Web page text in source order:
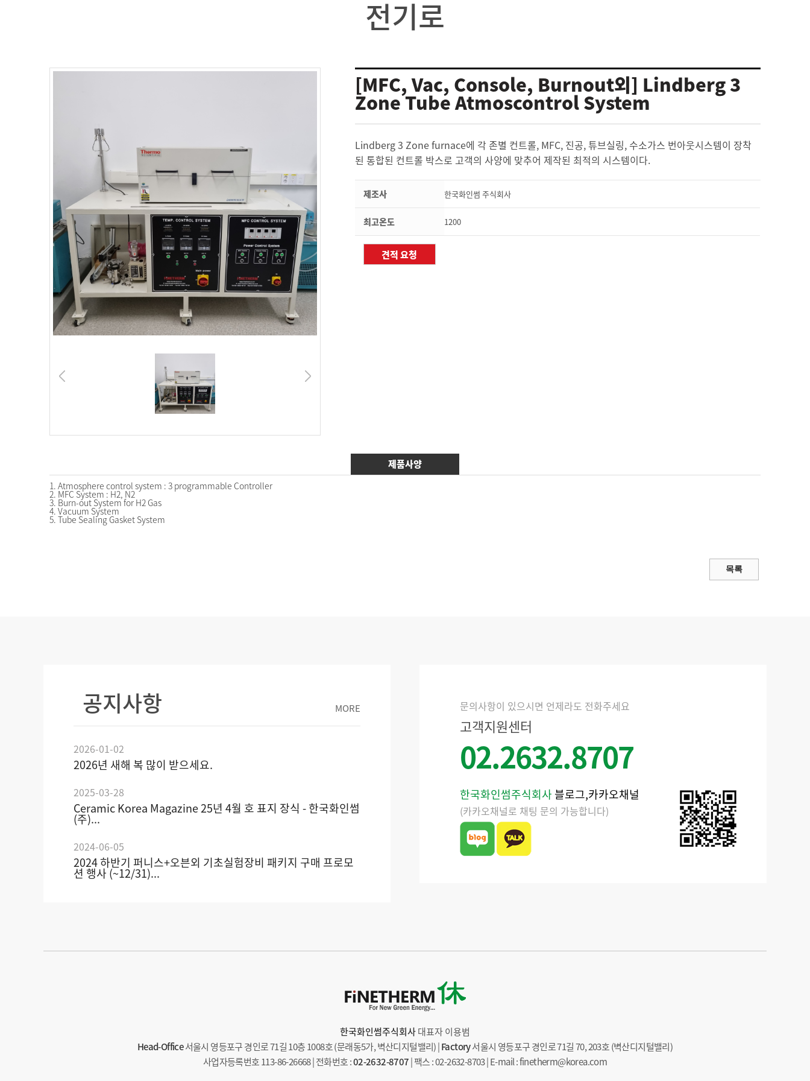
전기로
[MFC, Vac, Console, Burnout외] Lindberg 3
Zone Tube Atmoscontrol System
Lindberg 3 Zone furnace에 각 존별 컨트롤, MFC, 진공, 튜브실링, 수소가스 번아웃시스템이 장착
된 통합된 컨트롤 박스로 고객의 사양에 맞추어 제작된 최적의 시스템이다.
제조사 한국화인썸 주식회사
최고온도 1200
제품사양
1. Atmosphere control system : 3 programmable Controller
2. MFC System : H2, N2
3. Burn-out System for H2 Gas
4. Vacuum System
5. Tube Sealing Gasket System
공지사항 MORE
2026-01-02
2026년 새해 복 많이 받으세요.
2025-03-28
Ceramic Korea Magazine 25년 4월 호 표지 장식 - 한국화인썸
(주)...
2024-06-05
2024 하반기 퍼니스+오븐외 기초실험장비 패키지 구매 프로모
션 행사 (~12/31)...
문의사항이 있으시면 언제라도 전화주세요
고객지원센터
02.2632.8707
한국화인썸주식회사 블로그,카카오채널
(카카오채널로 채팅 문의 가능합니다)
한국화인썸주식회사대표자 이용범
Head-Office서울시 영등포구 경인로 71길 10층 1008호 (문래동5가, 벽산디지털밸리) |Factory서울시 영등포구 경인로 71길 70, 203호 (벽산디지털밸리)
사업자등록번호 113-86-26668 | 전화번호 :02-2632-8707| 팩스 : 02-2632-8703 | E-mail : finetherm@korea.com